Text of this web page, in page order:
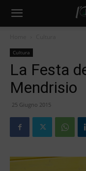
Cultura
La Festa
Mendrisio
25 Giugno 2015